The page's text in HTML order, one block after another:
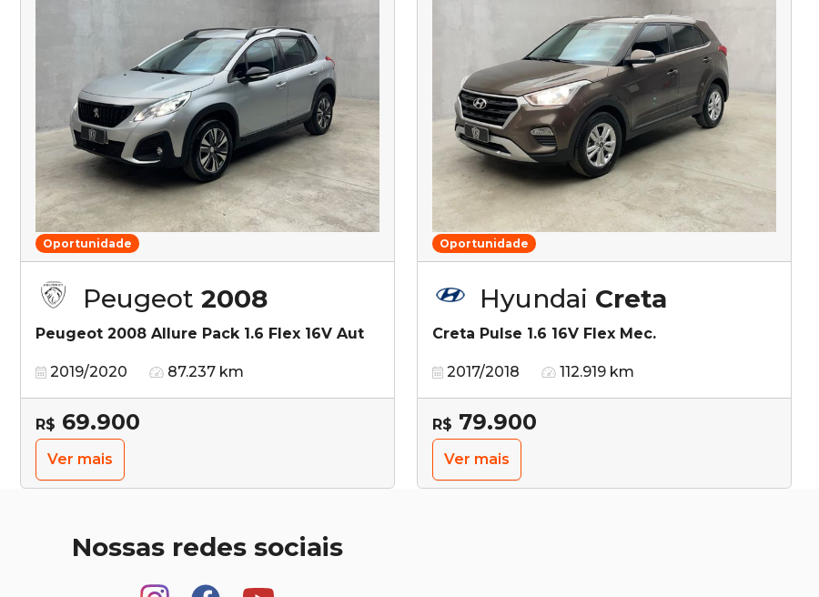
Oportunidade
Peugeot 2008
Peugeot 2008 Allure Pack 1.6 Flex 16V Aut
2019/2020 87.237 km
R$ 69.900
Ver mais
Oportunidade
Hyundai Creta
Creta Pulse 1.6 16V Flex Mec.
2017/2018 112.919 km
R$ 79.900
Ver mais
Nossas redes sociais